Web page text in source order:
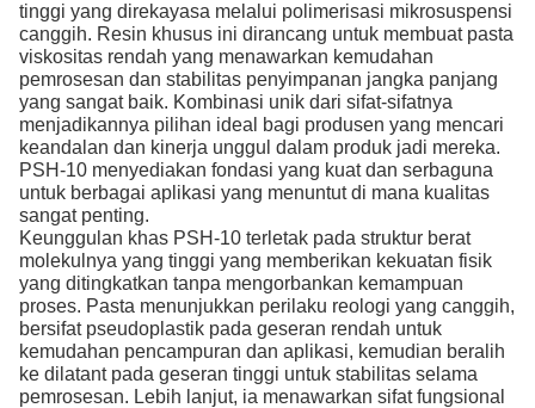
tinggi yang direkayasa melalui polimerisasi mikrosuspensi
canggih. Resin khusus ini dirancang untuk membuat pasta
viskositas rendah yang menawarkan kemudahan
pemrosesan dan stabilitas penyimpanan jangka panjang
yang sangat baik. Kombinasi unik dari sifat-sifatnya
menjadikannya pilihan ideal bagi produsen yang mencari
keandalan dan kinerja unggul dalam produk jadi mereka.
PSH-10 menyediakan fondasi yang kuat dan serbaguna
untuk berbagai aplikasi yang menuntut di mana kualitas
sangat penting.
Keunggulan khas PSH-10 terletak pada struktur berat
molekulnya yang tinggi yang memberikan kekuatan fisik
yang ditingkatkan tanpa mengorbankan kemampuan
proses. Pasta menunjukkan perilaku reologi yang canggih,
bersifat pseudoplastik pada geseran rendah untuk
kemudahan pencampuran dan aplikasi, kemudian beralih
ke dilatant pada geseran tinggi untuk stabilitas selama
pemrosesan. Lebih lanjut, ia menawarkan sifat fungsional